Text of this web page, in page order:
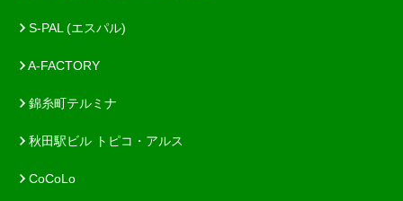
S-PAL (エスパル)
A-FACTORY
錦糸町テルミナ
秋田駅ビル トピコ・アルス
CoCoLo